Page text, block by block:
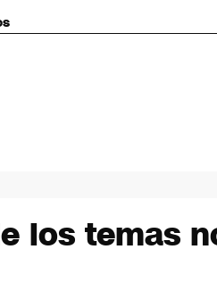
los temas